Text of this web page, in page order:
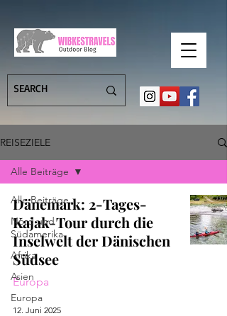
REISEZIELE
Alle Beiträge
Nord und
Südamerika
Afrika
Asien
Europa
Alle Beiträge
Dänemark: 2-Tages-
Kajak-Tour durch die
Inselwelt der Dänischen
Südsee
Europa
12. Juni 2025